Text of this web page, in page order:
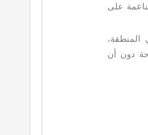
على
المنطقة،
دون أن